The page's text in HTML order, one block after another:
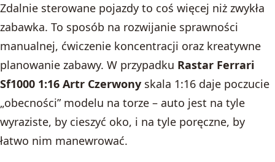
Zdalnie sterowane pojazdy to coś więcej niż zwykła
zabawka. To sposób na rozwijanie sprawności
manualnej, ćwiczenie koncentracji oraz kreatywne
planowanie zabawy. W przypadku Rastar Ferrari
Sf1000 1:16 Artr Czerwony skala 1:16 daje poczucie
„obecności” modelu na torze – auto jest na tyle
wyraziste, by cieszyć oko, i na tyle poręczne, by
łatwo nim manewrować.